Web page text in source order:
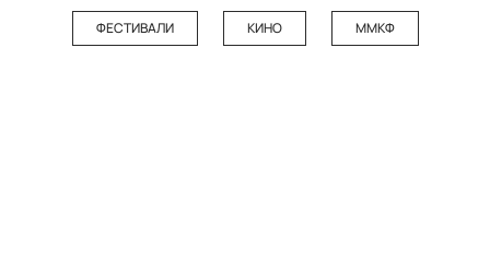
ФЕСТИВАЛИ КИНО ММКФ